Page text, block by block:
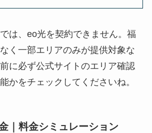
は、eo光を契約できません。福
く一部エリアのみが提供対象な
に必ず公式サイトのエリア確認
かをチェックしてくださいね。
｜料金シミュレーション